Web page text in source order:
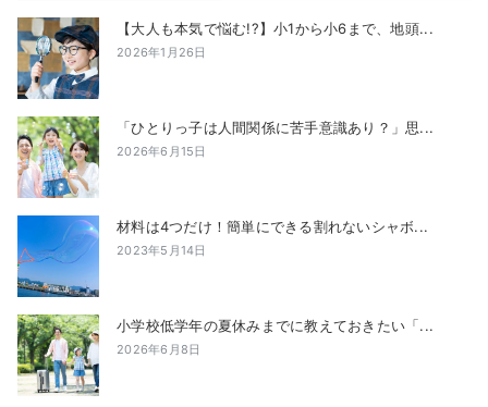
【大人も本気で悩む!?】小1から小6まで、地頭...
2026年1月26日
「ひとりっ子は人間関係に苦手意識あり？」思...
2026年6月15日
材料は4つだけ！簡単にできる割れないシャボ...
2023年5月14日
小学校低学年の夏休みまでに教えておきたい「...
2026年6月8日